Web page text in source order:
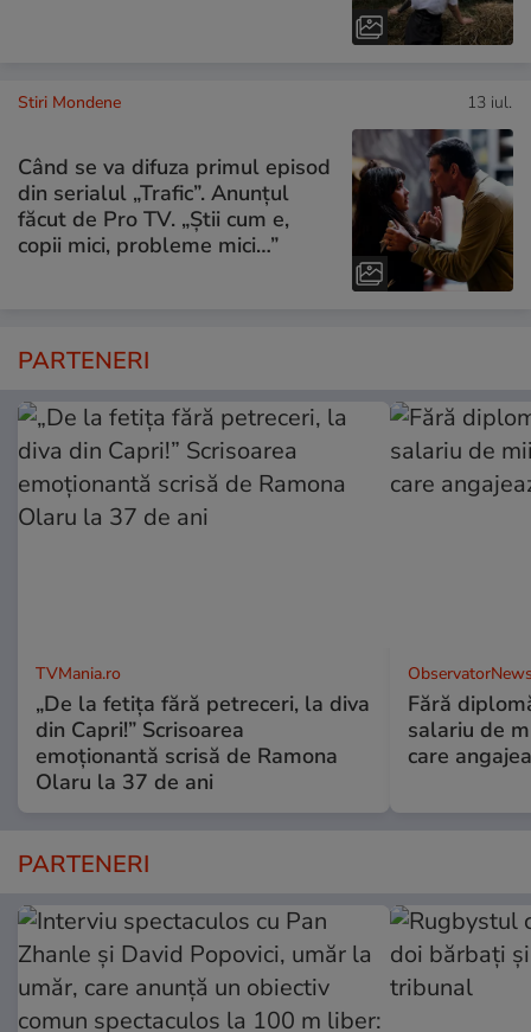
Stiri Mondene 13 iul.
Când se va difuza primul episod
din serialul „Trafic”. Anunțul
făcut de Pro TV. „Știi cum e,
copii mici, probleme mici…”
PARTENERI
TVMania.ro
„De la fetița fără petreceri, la diva
din Capri!” Scrisoarea
emoționantă scrisă de Ramona
Olaru la 37 de ani
Fără
salariu de
care
PARTENERI